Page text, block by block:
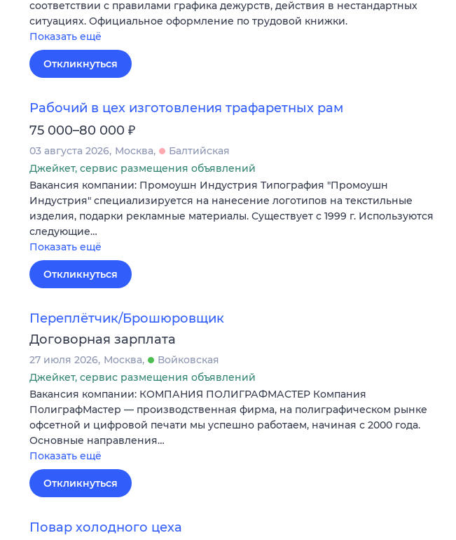
соответствии с правилами графика дежурств, действия в нестандартных
ситуациях. Официальное оформление по трудовой книжки.
Показать ещё
Откликнуться
Рабочий в цех изготовления трафаретных рам
75 000–80 000 ₽
03 августа 2026 Москва
Балтийская
Джейкет, сервис размещения объявлений
Вакансия компании: Промоушн Индустрия Типография "Промоушн
Индустрия" специализируется на нанесение логотипов на текстильные
изделия, подарки рекламные материалы. Существует с 1999 г. Используются
следующие…
Показать ещё
Откликнуться
Переплётчик/Брошюровщик
Договорная зарплата
27 июля 2026 Москва
Войковская
Джейкет, сервис размещения объявлений
Вакансия компании: КОМПАНИЯ ПОЛИГРАФМАСТЕР Компания
ПолиграфМастер — производственная фирма, на полиграфическом рынке
офсетной и цифровой печати мы успешно работаем, начиная с 2000 года.
Основные направления…
Показать ещё
Откликнуться
Повар холодного цеха